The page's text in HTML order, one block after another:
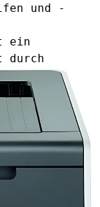
und -
ein
durch